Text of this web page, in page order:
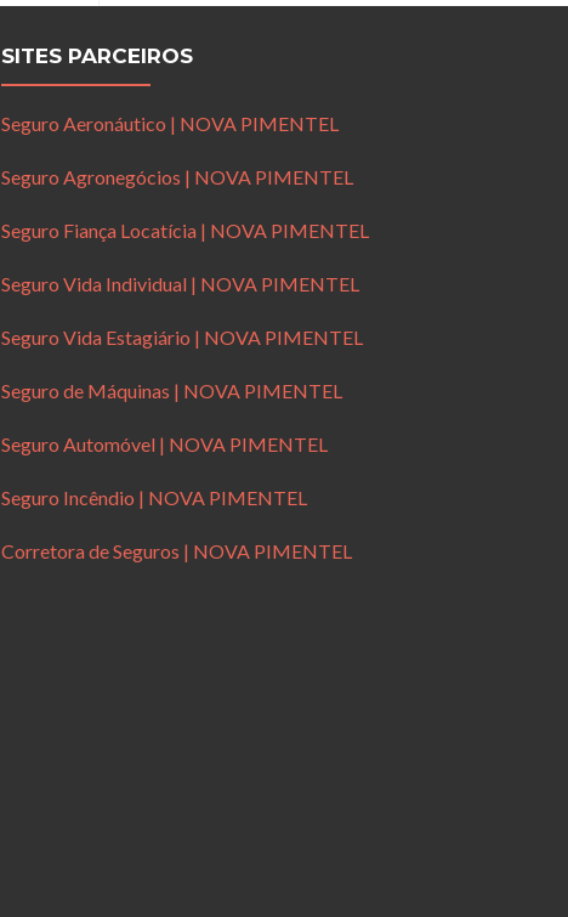
SITES PARCEIROS
Seguro Aeronáutico | NOVA PIMENTEL
Seguro Agronegócios | NOVA PIMENTEL
Seguro Fiança Locatícia | NOVA PIMENTEL
Seguro Vida Individual | NOVA PIMENTEL
Seguro Vida Estagiário | NOVA PIMENTEL
Seguro de Máquinas | NOVA PIMENTEL
Seguro Automóvel | NOVA PIMENTEL
Seguro Incêndio | NOVA PIMENTEL
Corretora de Seguros | NOVA PIMENTEL